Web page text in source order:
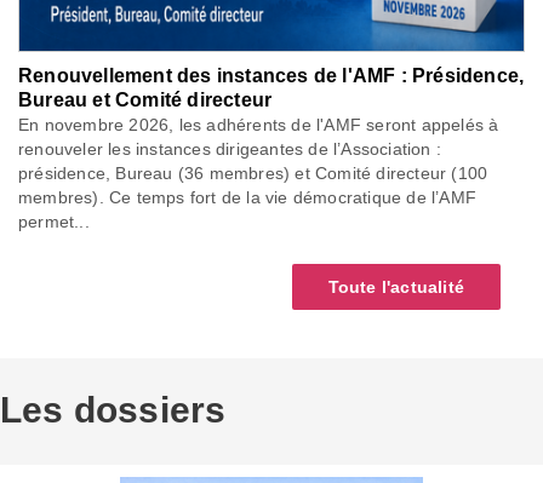
Renouvellement des instances de l'AMF : Présidence,
Bureau et Comité directeur
En novembre 2026, les adhérents de l'AMF seront appelés à
renouveler les instances dirigeantes de l’Association :
présidence, Bureau (36 membres) et Comité directeur (100
membres). Ce temps fort de la vie démocratique de l’AMF
permet...
Toute l'actualité
Les dossiers